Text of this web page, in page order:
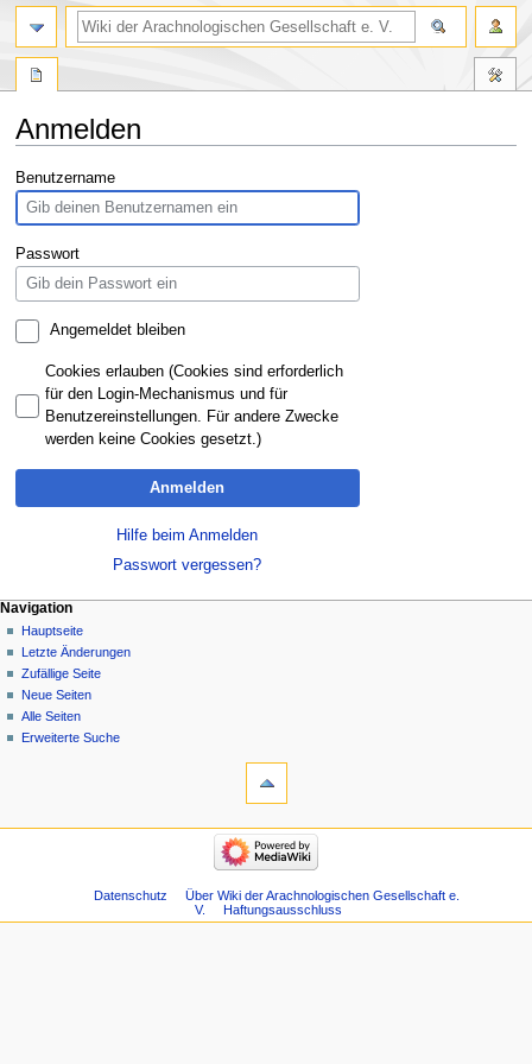
Anmelden
Zur
Navigation
springen
Zur
Suche
springen
Benutzername
Passwort
Angemeldet bleiben
Cookies erlauben (Cookies sind erforderlich
für den Login-Mechanismus und für
Benutzereinstellungen. Für andere Zwecke
werden keine Cookies gesetzt.)
Anmelden
Hilfe beim Anmelden
Passwort vergessen?
Navigation
Hauptseite
Letzte Änderungen
Zufällige Seite
Neue Seiten
Alle Seiten
Erweiterte Suche
Datenschutz
Über Wiki der Arachnologischen Gesellschaft e.
V.
Haftungsausschluss